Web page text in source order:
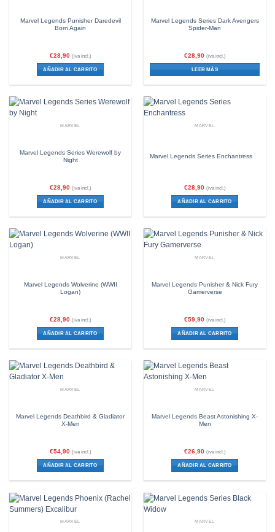
Marvel Legends Punisher Daredevil
Born Again
€28,90 (iva incl.)
AÑADIR AL CARRITO
Marvel Legends Series Dark Avengers
Spider-Man
€28,90 (iva incl.)
LEER MÁS
MARVEL
Marvel Legends Series Werewolf by
Night
€28,90 (iva incl.)
AÑADIR AL CARRITO
MARVEL
Marvel Legends Series Enchantress
€28,90 (iva incl.)
AÑADIR AL CARRITO
MARVEL
Marvel Legends Wolverine (WWII
Logan)
€28,90 (iva incl.)
AÑADIR AL CARRITO
MARVEL
Marvel Legends Punisher & Nick Fury
Gamerverse
€59,90 (iva incl.)
AÑADIR AL CARRITO
MARVEL
Marvel Legends Deathbird & Gladiator
X-Men
€54,90 (iva incl.)
AÑADIR AL CARRITO
MARVEL
Marvel Legends Beast Astonishing X-
Men
€26,90 (iva incl.)
AÑADIR AL CARRITO
MARVEL MARVEL